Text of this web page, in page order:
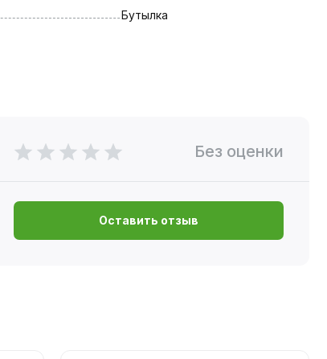
Бутылка
Без оценки
Оставить отзыв